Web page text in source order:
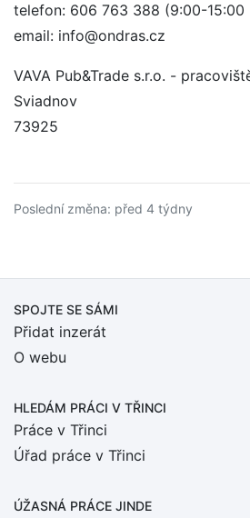
telefon: 606 763 388 (9:00-15:00
email: info@ondras.cz
VAVA Pub&Trade s.r.o. -
Sviadnov
73925
Poslední změna: před 4 týdny
SPOJTE SE SÁMI
Přidat inzerát
O webu
HLEDÁM PRÁCI V TŘINCI
Práce v Třinci
Úřad práce v Třinci
ÚŽASNÁ PRÁCE JINDE